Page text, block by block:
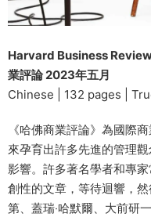
Harvard Business
業評論 2023年五月
Chinese | 132 pages |
《哈佛商業評論》為國際
來孕育出許多先進的管理
影響。許多著名學者和專
創性的文章，等待迴響，
第、蓋瑞‧哈默爾、大前研一